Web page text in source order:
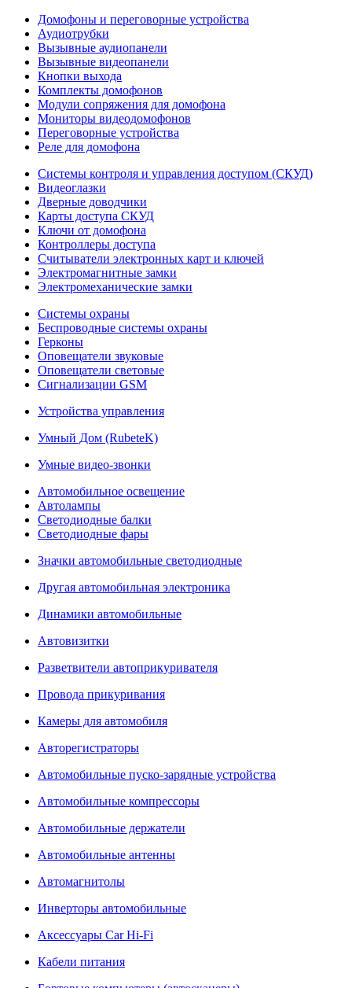
Домофоны и переговорные устройства
Аудиотрубки
Вызывные аудиопанели
Вызывные видеопанели
Кнопки выхода
Комплекты домофонов
Модули сопряжения для домофона
Мониторы видеодомофонов
Переговорные устройства
Реле для домофона
Системы контроля и управления доступом (СКУД)
Видеоглазки
Дверные доводчики
Карты доступа СКУД
Ключи от домофона
Контроллеры доступа
Считыватели электронных карт и ключей
Электромагнитные замки
Электромеханические замки
Системы охраны
Беспроводные системы охраны
Герконы
Оповещатели звуковые
Оповещатели световые
Сигнализации GSM
Устройства управления
Умный Дом (RubeteK)
Умные видео-звонки
Автомобильное освещение
Автолампы
Светодиодные балки
Светодиодные фары
Значки автомобильные светодиодные
Другая автомобильная электроника
Динамики автомобильные
Автовизитки
Разветвители автоприкуривателя
Провода прикуривания
Камеры для автомобиля
Авторегистраторы
Автомобильные пуско-зарядные устройства
Автомобильные компрессоры
Автомобильные держатели
Автомобильные антенны
Автомагнитолы
Инверторы автомобильные
Аксессуары Car Hi-Fi
Кабели питания